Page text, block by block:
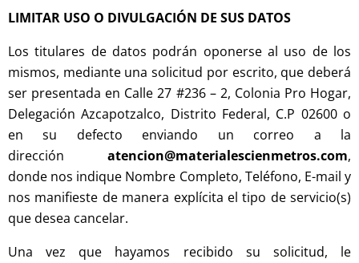
LIMITAR USO O DIVULGACIÓN DE SUS DATOS
Los titulares de datos podrán oponerse al uso de los
mismos, mediante una solicitud por escrito, que deberá
ser presentada en Calle 27 #236 – 2, Colonia Pro Hogar,
Delegación Azcapotzalco, Distrito Federal, C.P 02600 o
en su defecto enviando un correo a la
dirección
atencion@materialescienmetros.com,
donde nos indique Nombre Completo, Teléfono, E-mail y
nos manifieste de manera explícita el tipo de servicio(s)
que desea cancelar.
Una vez que hayamos recibido su solicitud, le